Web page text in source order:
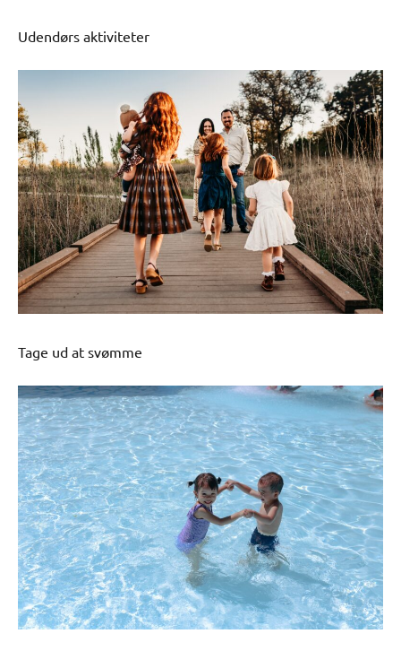
Udendørs aktiviteter
Tage ud at svømme